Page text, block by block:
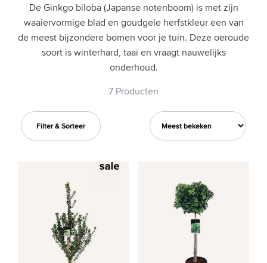
De Ginkgo biloba (Japanse notenboom) is met zijn
waaiervormige blad en goudgele herfstkleur een van
de meest bijzondere bomen voor je tuin. Deze oeroude
soort is winterhard, taai en vraagt nauwelijks
onderhoud.
7 Producten
Filter & Sorteer